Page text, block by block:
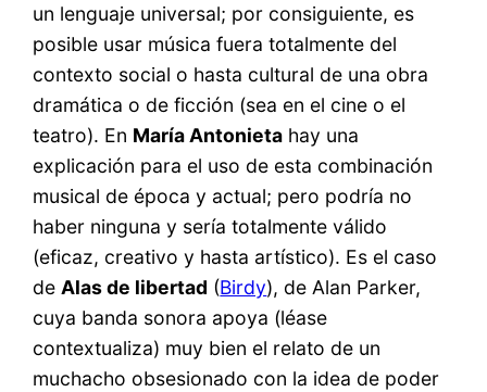
un lenguaje universal; por consiguiente, es
posible usar música fuera totalmente del
contexto social o hasta cultural de una obra
dramática o de ficción (sea en el cine o el
teatro). En María Antonieta hay una
explicación para el uso de esta combinación
musical de época y actual; pero podría no
haber ninguna y sería totalmente válido
(eficaz, creativo y hasta artístico). Es el caso
deAlas de libertad (Birdy), de Alan Parker,
cuya banda sonora apoya (léase
contextualiza) muy bien el relato de un
muchacho obsesionado con la idea de poder